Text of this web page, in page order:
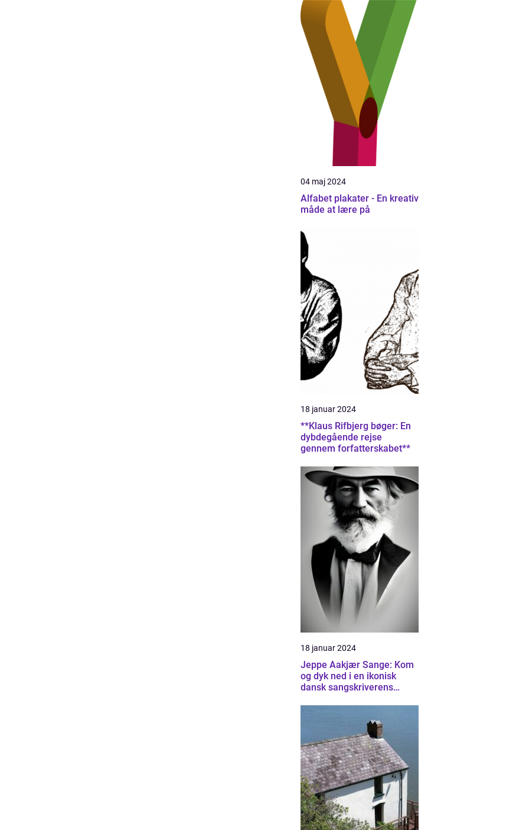
04 maj 2024
Alfabet plakater - En kreativ
måde at lære på
18 januar 2024
**Klaus Rifbjerg bøger: En
dybdegående rejse
gennem forfatterskabet**
18 januar 2024
Jeppe Aakjær Sange: Kom
og dyk ned i en ikonisk
dansk sangskriverens